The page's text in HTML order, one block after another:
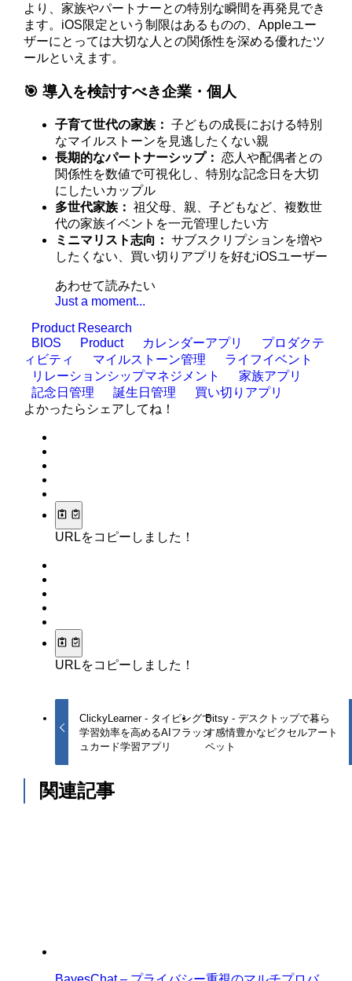
より、家族やパートナーとの特別な瞬間を再発見でき
ます。iOS限定という制限はあるものの、Appleユー
ザーにとっては大切な人との関係性を深める優れたツ
ールといえます。
🎯 導入を検討すべき企業・個人
子育て世代の家族： 子どもの成長における特別
なマイルストーンを見逃したくない親
長期的なパートナーシップ： 恋人や配偶者との
関係性を数値で可視化し、特別な記念日を大切
にしたいカップル
多世代家族： 祖父母、親、子どもなど、複数世
代の家族イベントを一元管理したい方
ミニマリスト志向： サブスクリプションを増や
したくない、買い切りアプリを好むiOSユーザー
あわせて読みたい
Just a moment...
Product Research
BIOS
Product カレンダーアプリ
プロダクテ
ィビティ
マイルストーン管理
ライフイベント
リレーションシップマネジメント
家族アプリ
記念日管理
誕生日管理
買い切りアプリ
よかったらシェアしてね！
URLをコピーしました！
URLをコピーしました！
ClickyLearner - タイピングで
学習効率を高めるAIフラッシ
ュカード学習アプリ
Bitsy - デスクトップで暮ら
す感情豊かなピクセルアート
ペット
関連記事